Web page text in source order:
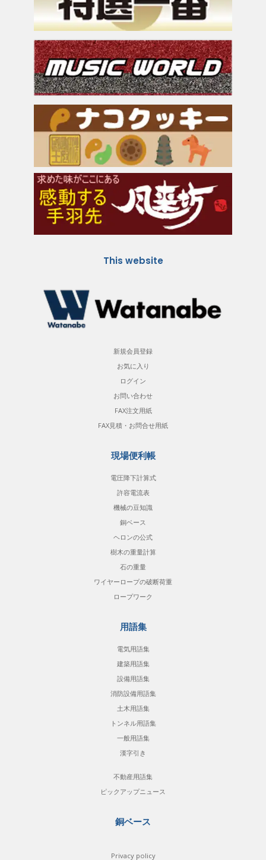
This website
新規会員登録
お気に入り
ログイン
お問い合わせ
FAX注文用紙
FAX見積・お問合せ用紙
現場便利帳
電圧降下計算式
許容電流表
機械の豆知識
銅ベース
ヘロンの公式
樹木の重量計算
石の重量
ワイヤーロープの破断荷重
ロープワーク
用語集
電気用語集
建築用語集
設備用語集
消防設備用語集
土木用語集
トンネル用語集
一般用語集
漢字引き
不動産用語集
ピックアップニュース
銅ベース
Privacy policy